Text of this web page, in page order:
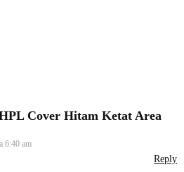
Cover Hitam Ketat Area
6:40 am
Reply